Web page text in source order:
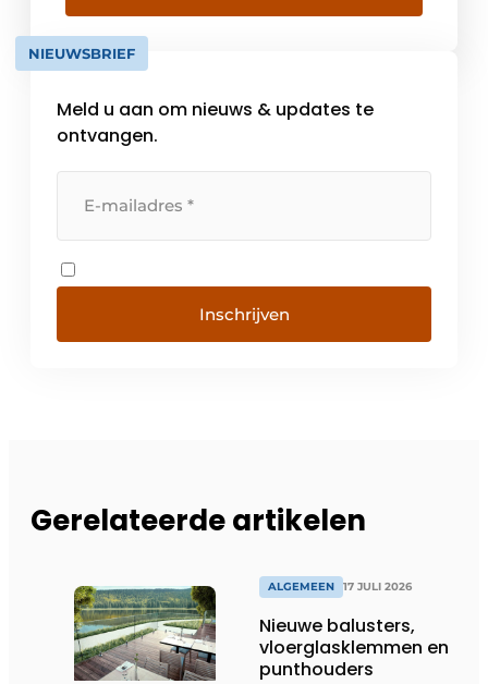
wandsystemen samen met rollen van
rolluiken en garagedeuren. Momenteel
beschikken we over een volledig
hoge capaciteit, die uitgerust is met een
poederspraykamer […]
NIEUWSBRIEF
Meld u aan om nieuws & updates te
ontvangen.
Inschrijven
Gerelateerde artikelen
ALGEMEEN 17 JULI 2026
Nieuwe balusters,
vloerglasklemmen en
punthouders